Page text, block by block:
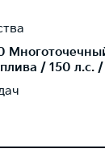
/ 150 л.с.